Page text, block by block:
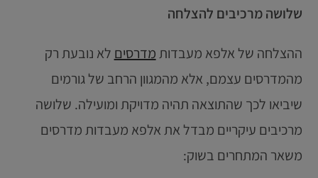
שלושה מרכיבים להצלחה
ההצלחה של אלפא מעבדותמדרסים לא נובעת רק
מהמדרסים עצמם, אלא מהמגוון הרחב של גורמים
שיביאו לכך שהתוצאה תהיה מדויקת ומועילה. שלושה
מרכיבים עיקריים מבדל את אלפא מעבדות מדרסים
משאר המתחרים בשוק: